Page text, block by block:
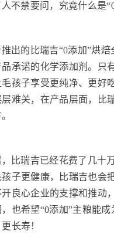
不禁要问，究竟什么是“0
出的比瑞吉“0添加”烘
承诺的化学添加剂。只
孩子享受更纯净、更好
难关，在产品层面，比
比瑞吉已经花费了几十
孩子更健康，比瑞吉也
良心企业的支撑和推动
也希望“0添加”主粮能
长寿！